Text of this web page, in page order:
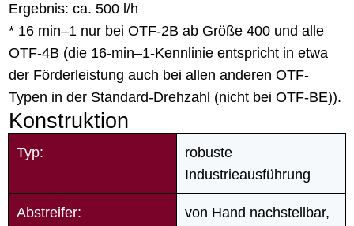
Ergebnis: ca. 500 l/h
* 16 min–1 nur bei OTF-2B ab Größe 400 und alle
OTF-4B (die 16-min–1-Kennlinie entspricht in etwa
der Förderleistung auch bei allen anderen OTF-
Typen in der Standard-Drehzahl (nicht bei OTF-BE)).
Konstruktion
Typ:
Abstreifer:
robuste
Industrieausführung
von Hand nachstellbar,